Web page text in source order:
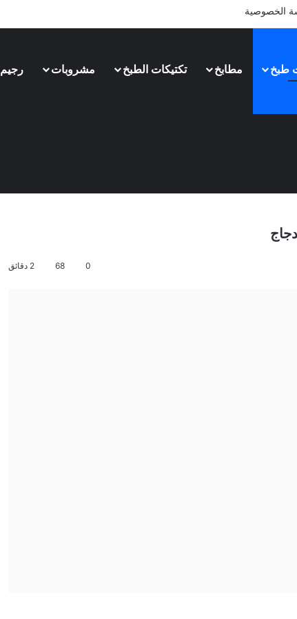
الخصوصية
طبخ مطابخ تكتيكات الطبخ مشروبات رجيم
0
68